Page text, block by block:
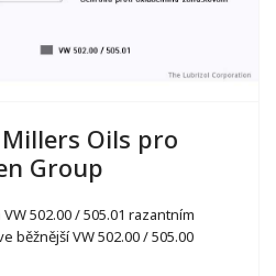
Oils pro
Group
502.00 / 505.01 razantním
běžnější VW 502.00 / 505.00